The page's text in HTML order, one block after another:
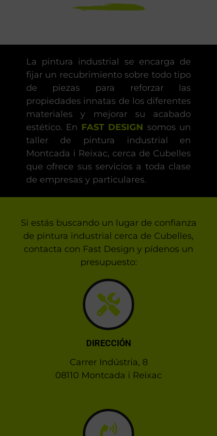
La pintura industrial se encarga de
fijar un recubrimiento sobre todo tipo
de piezas para reforzar las
propiedades innatas de los diferentes
materiales y mejorar su acabado
estético. En FAST DESIGN somos un
taller de pintura industrial en
Montcada i Reixac, cerca de Cubelles
que ofrece sus servicios a toda clase
de empresas y particulares.
Si estás buscando un lugar de confianza
de pintura industrial cerca de Cubelles,
contacta con Fast Design y pídenos un
presupuesto:
DIRECCIÓN
Carrer Indústria, 8
08110 Montcada i Reixac